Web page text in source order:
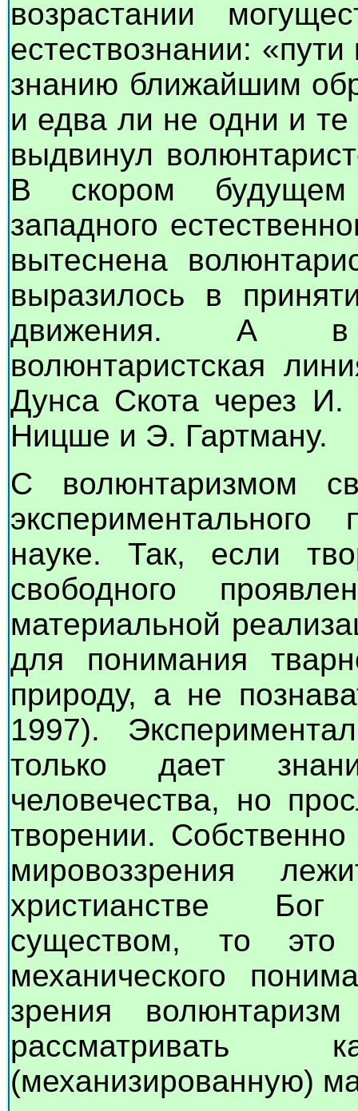
возрастании
естествознании:
знанию ближайшим
и едва ли не одни и
выдвинул
В скором будущем
западного
вытеснена
выразилось в
движения. А в
волюнтаристская
Дунса Скота через
Ницше и Э. Гартману.
С волюнтаризмом
науке. Так, если
свободного
материальной
для понимания
природу, а не
1997).
только дает
человечества, но
творении. Собственно
мировоззрения
христианстве
существом, то это
механического
зрения
рассматривать
(механизированную)